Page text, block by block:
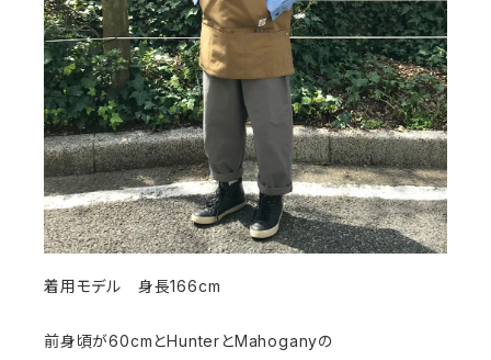
着用モデル 身長166cm
前身頃が60cmとHunterとMahoganyの